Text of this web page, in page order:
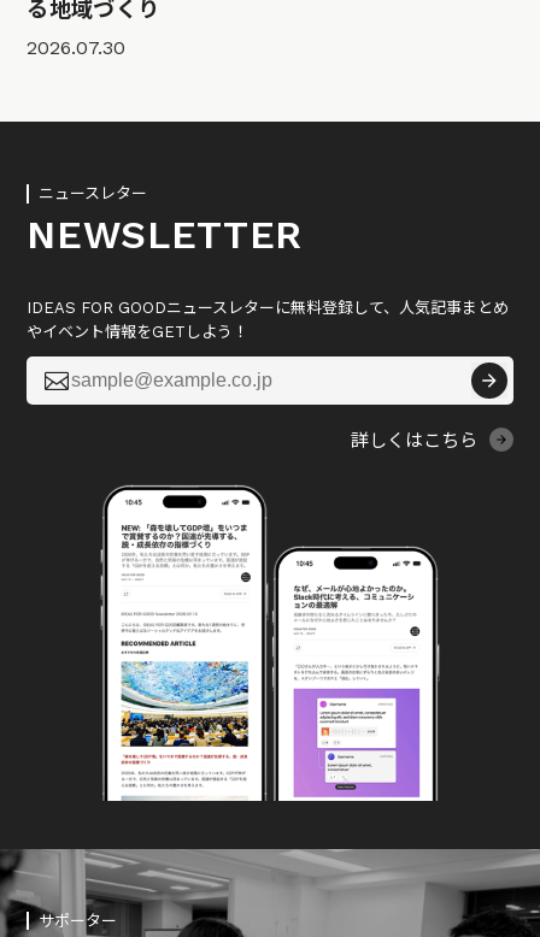
る地域づくり
2026.07.30
ニュースレター
NEWSLETTER
IDEAS FOR GOODニュースレターに無料登録して、人気記事まとめ
やイベント情報をGETしよう！

詳しくはこちら
サポーター